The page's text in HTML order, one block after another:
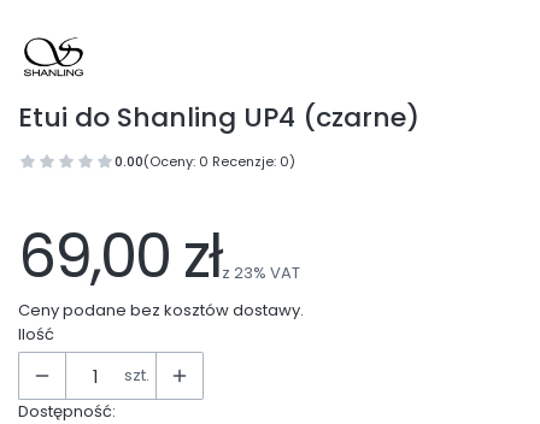
Etui do Shanling UP4 (czarne)
0.00(Oceny: 0 Recenzje: 0)
Przejdź do sekcji Opinie
69,00 złz 23% VAT
Ceny podane bez kosztów dostawy.
Ilość
szt.
Dostępność: